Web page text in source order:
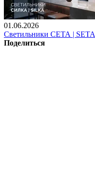
01.06.2026
Светильники СЕТА | SETA
Поделиться